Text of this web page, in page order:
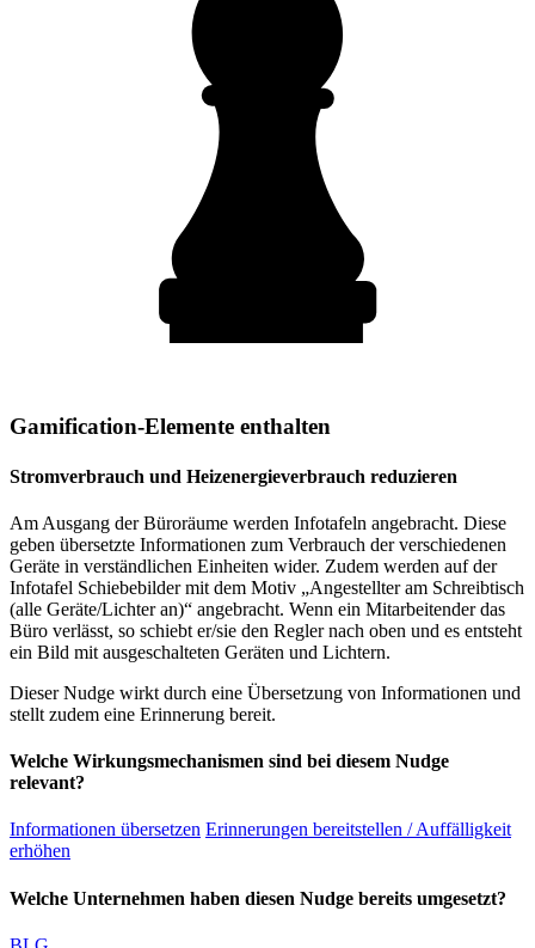
Gamification-Elemente enthalten
Stromverbrauch und Heizenergieverbrauch reduzieren
Am Ausgang der Büroräume werden Infotafeln angebracht. Diese
geben übersetzte Informationen zum Verbrauch der verschiedenen
Geräte in verständlichen Einheiten wider. Zudem werden auf der
Infotafel Schiebebilder mit dem Motiv „Angestellter am Schreibtisch
(alle Geräte/Lichter an)“ angebracht. Wenn ein Mitarbeitender das
Büro verlässt, so schiebt er/sie den Regler nach oben und es entsteht
ein Bild mit ausgeschalteten Geräten und Lichtern.
Dieser Nudge wirkt durch eine Übersetzung von Informationen und
stellt zudem eine Erinnerung bereit.
Welche Wirkungsmechanismen sind bei diesem Nudge
relevant?
Informationen übersetzen Erinnerungen bereitstellen / Auffälligkeit
erhöhen
Welche Unternehmen haben diesen Nudge bereits umgesetzt?